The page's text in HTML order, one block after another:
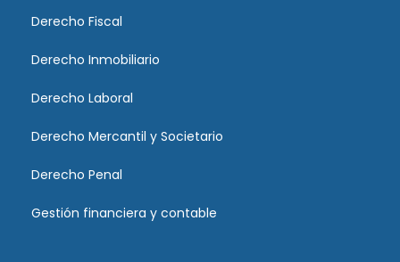
Derecho Fiscal
Derecho Inmobiliario
Derecho Laboral
Derecho Mercantil y Societario
Derecho Penal
Gestión financiera y contable